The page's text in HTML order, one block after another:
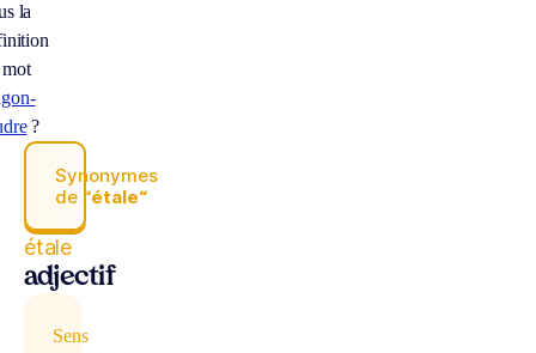
la
?
Synonymes
de “étale“
étale
adjectif
Sens